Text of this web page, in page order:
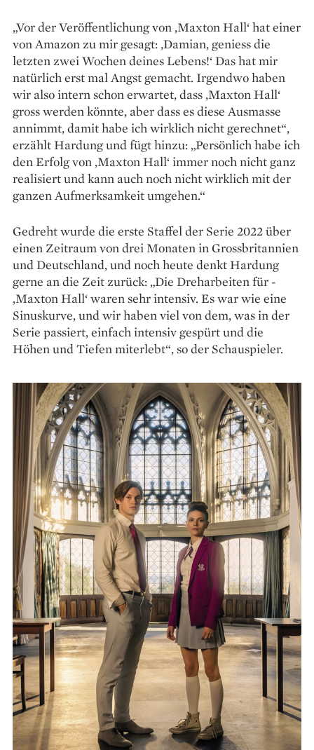
„Vor der Veröffentlichung von ,Maxton Hall‘ hat einer
von Amazon zu mir gesagt: ‚Damian, geniess die
letzten zwei Wochen deines Lebens!‘ Das hat mir
natürlich erst mal Angst gemacht. Irgendwo haben
wir also intern schon erwartet, dass ‚Maxton Hall‘
gross werden könnte, aber dass es diese Ausmasse
annimmt, damit habe ich wirklich nicht gerechnet“,
erzählt Hardung und fügt hinzu: „Persönlich habe ich
den Erfolg von ‚Maxton Hall‘ immer noch nicht ganz
realisiert und kann auch noch nicht wirklich mit der
ganzen Aufmerksamkeit umgehen.“
Gedreht wurde die erste Staffel der Serie 2022 über
einen Zeitraum von drei Monaten in Gross­britannien
und Deutschland, und noch heute denkt Hardung
gerne an die Zeit ­zurück: „Die Dreh­arbeiten für ­
‚Maxton Hall‘ waren sehr intensiv. Es war wie eine
Sinuskurve, und wir haben viel von dem, was in der
Serie passiert, einfach intensiv gespürt und die
Höhen und Tiefen mit­erlebt“, so der Schauspieler.